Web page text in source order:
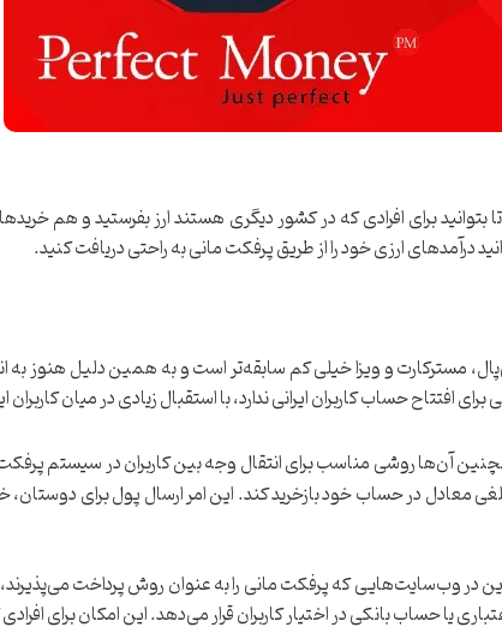
برای افرادی که در کشور دیگری هستند ارز بفرستید و هم
درآمدهای ارزی خود را از طریق پرفکت مانی به راحتی دریافت کنید.
مسترکارت و ویزا خیلی کم سابقه‌تر است و به همین دلیل هنوز
حساب کاربران ایرانی ندارد، با استقبال زیادی در میان کاربران
آن‌ها روشی مناسب برای انتقال وجه بین کاربران در سیستم پرفکت
معادل در حساب خود بازخرید کند. این امر ارسال پول برای دوستان،
در وب‌سایت‌هایی که پرفکت مانی را به عنوان روش پرداخت
یا حساب بانکی در اختیار کاربران قرار می‌دهد. این امکان برای